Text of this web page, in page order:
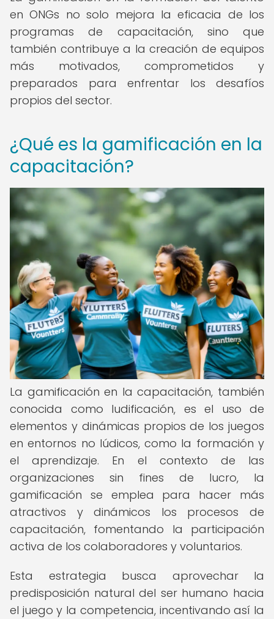
en ONGs no solo mejora la eficacia de los
programas de capacitación, sino que
también contribuye a la creación de equipos
más motivados, comprometidos y
preparados para enfrentar los desafíos
propios del sector.
¿Qué es la gamificación en la
capacitación?
La gamificación en la capacitación, también
conocida como ludificación, es el uso de
elementos y dinámicas propios de los juegos
en entornos no lúdicos, como la formación y
el aprendizaje. En el contexto de las
organizaciones sin fines de lucro, la
gamificación se emplea para hacer más
atractivos y dinámicos los procesos de
capacitación, fomentando la participación
activa de los colaboradores y voluntarios.
Esta estrategia busca aprovechar la
predisposición natural del ser humano hacia
el juego y la competencia, incentivando así la